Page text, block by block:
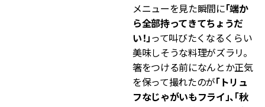
メニューを見た瞬間に「端か
ら全部持ってきてちょうだ
い！」って叫びたくなるくらい
美味しそうな料理がズラリ。
箸をつける前になんとか正気
を保って撮れたのが「トリュ
フなじゃがいもフライ」、「秋